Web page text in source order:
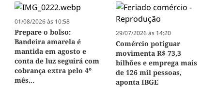
01/08/2026 às 10:58
Prepare o bolso:
Bandeira amarela é
mantida em agosto e
conta de luz seguirá com
cobrança extra pelo 4º
mês...
29/07/2026 às 14:20
Comércio potiguar
movimenta R$ 73,3
bilhões e emprega mais
de 126 mil pessoas,
aponta IBGE